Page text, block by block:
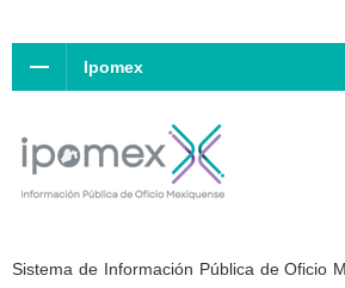
Ipomex
Sistema de Información Pública de Oficio